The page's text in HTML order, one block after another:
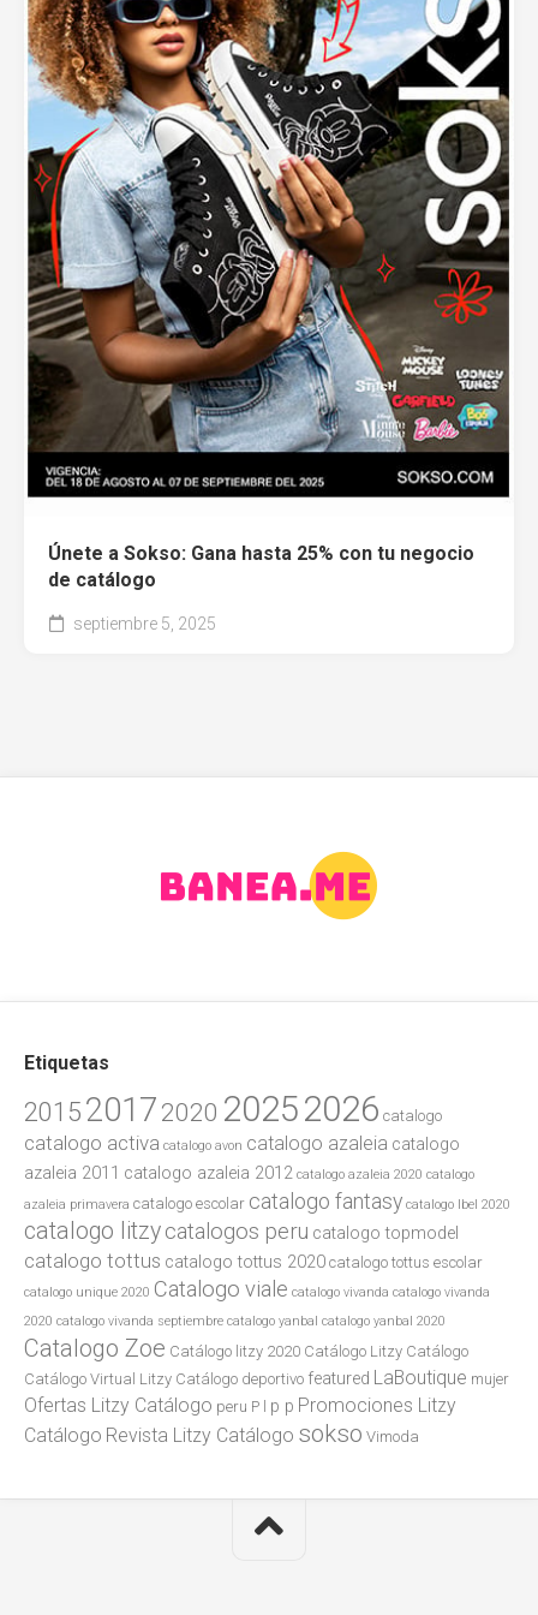
Entel
Únete a Sokso: Gana hasta 25% con tu negocio
de catálogo
septiembre 5, 2025
Etiquetas
2015 2017 2020 20252026 catalogo
catalogo activa catalogo avon catalogo azaleia catalogo
azaleia 2011 catalogo azaleia 2012 catalogo azaleia 2020 catalogo
azaleia primavera catalogo escolar catalogo fantasy catalogo lbel 2020
catalogo litzycatalogos peru catalogo topmodel
catalogo tottus catalogo tottus 2020 catalogo tottus escolar
catalogo unique 2020 Catalogo viale catalogo vivanda catalogo vivanda
2020 catalogo vivanda septiembre catalogo yanbal catalogo yanbal 2020
Catalogo Zoe Catálogo litzy 2020 Catálogo Litzy Catálogo
Catálogo Virtual Litzy Catálogo deportivo featured LaBoutique mujer
Ofertas Litzy Catálogo peru P l p p Promociones Litzy
Catálogo Revista Litzy Catálogo sokso Vimoda